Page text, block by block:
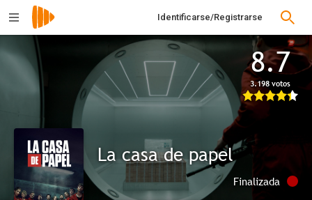
Identificarse/Registrarse
8.7
3.198 votos
La casa de papel
Finalizada